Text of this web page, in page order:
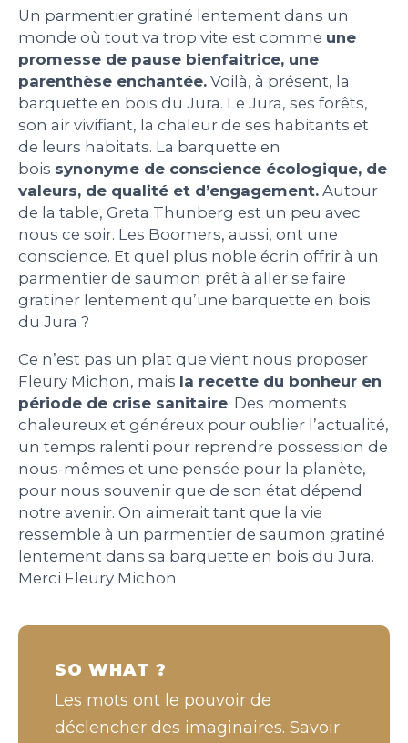
Un parmentier gratiné lentement dans un
monde où tout va trop vite est comme une
promesse de pause bienfaitrice, une
parenthèse enchantée. Voilà, à présent, la
barquette en bois du Jura. Le Jura, ses forêts,
son air vivifiant, la chaleur de ses habitants et
de leurs habitats. La barquette en
bois synonyme de conscience écologique, de
valeurs, de qualité et d’engagement. Autour
de la table, Greta Thunberg est un peu avec
nous ce soir. Les Boomers, aussi, ont une
conscience. Et quel plus noble écrin offrir à un
parmentier de saumon prêt à aller se faire
gratiner lentement qu’une barquette en bois
du Jura ?
Ce n’est pas un plat que vient nous proposer
Fleury Michon, mais la recette du bonheur en
période de crise sanitaire. Des moments
chaleureux et généreux pour oublier l’actualité,
un temps ralenti pour reprendre possession de
nous-mêmes et une pensée pour la planète,
pour nous souvenir que de son état dépend
notre avenir. On aimerait tant que la vie
ressemble à un parmentier de saumon gratiné
lentement dans sa barquette en bois du Jura.
Merci Fleury Michon.
SO WHAT ?
Les mots ont le pouvoir de
déclencher des imaginaires. Savoir